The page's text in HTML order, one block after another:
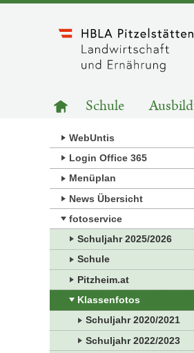
Zur
Startseite
Schule
WebUntis
Login Office 365
Menüplan
News Übersicht
fotoservice
Schuljahr 2025/2026
Schule
Pitzheim.at
Klassenfotos
Schuljahr 2020/2021
Schuljahr 2022/2023